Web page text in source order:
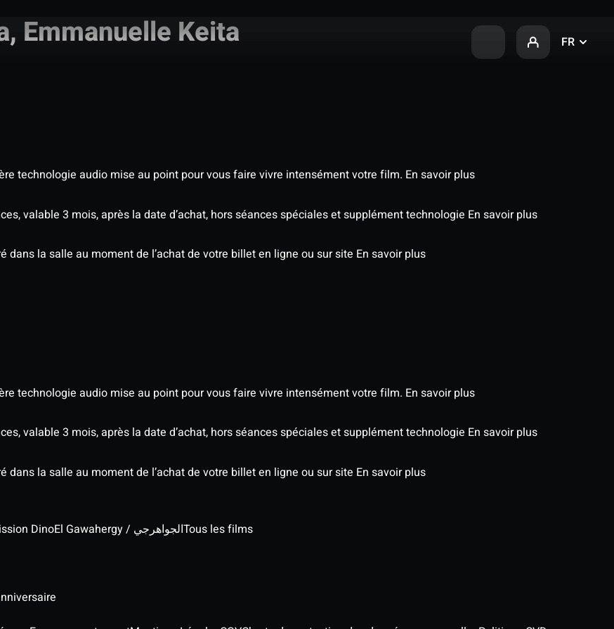
FR
Emmanuelle Keita
technologie audio mise au point pour vous faire vivre intensément votre film. En savoir plus
valable 3 mois, après la date d’achat, hors séances spéciales et supplément technologie En savoir plus
la salle au moment de l’achat de votre billet en ligne ou sur site En savoir plus
technologie audio mise au point pour vous faire vivre intensément votre film. En savoir plus
valable 3 mois, après la date d’achat, hors séances spéciales et supplément technologie En savoir plus
la salle au moment de l’achat de votre billet en ligne ou sur site En savoir plus
Dino El Gawahergy / الجواهرجيTous les films